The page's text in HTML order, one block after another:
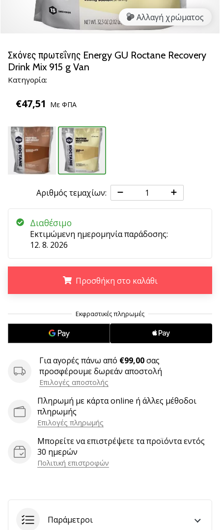
του
βόλεϊ
όπως
εμείς;
μαζί
ως
πρεσβευτής
της
μάρκας
μας.
11. 8. 2022
•
9 λεπτά ανάγνωσης
Weplayvolleyball
Πρόγραμμα
Συνεργατών
δικό
ιστολόγιο,
σελίδα
Facebook
ή
φόρουμ
συζητήσεων;
Αφήστε
τα
αποφέρουν
έσοδα.
όλων
Αλλαγή χρώματος
Σκόνες πρωτεΐνης Energy GU Roctane Recovery
Drink Mix 915 g Van
Κατηγορία:
€47,51 Με ΦΠΑ
Αριθμός τεμαχίων:
Διαθέσιμο
Εκτιμώμενη ημερομηνία παράδοσης:
12. 8. 2026
Προσθήκη στο καλάθι
Για αγορές πάνω από €99,00σας
προσφέρουμε δωρεάν αποστολή
Επιλογές αποστολής
Πληρωμή με κάρτα online ή άλλες μέθοδοι
πληρωμής
Επιλογές πληρωμής
Μπορείτε να επιστρέψετε τα προϊόντα εντός
30 ημερών
Πολιτική επιστροφών
Παράμετροι